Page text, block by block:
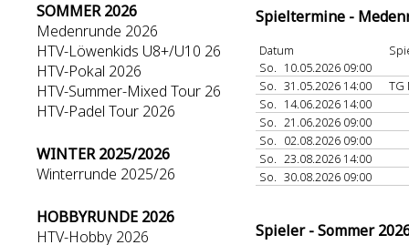
SOMMER 2026
Medenrunde 2026
HTV-Löwenkids U8+/U10 26
HTV-Pokal 2026
HTV-Summer-Mixed Tour 26
HTV-Padel Tour 2026
WINTER 2025/2026
Winterrunde 2025/26
HOBBYRUNDE 2026
HTV-Hobby 2026
Spieltermine -
Datum
So. 10.05.2026 09:00
So. 31.05.2026 14:00
So. 14.06.2026 14:00
So. 21.06.2026 09:00
So. 02.08.2026 09:00
So. 23.08.2026 14:00
So. 30.08.2026 09:00
Spieler - Sommer